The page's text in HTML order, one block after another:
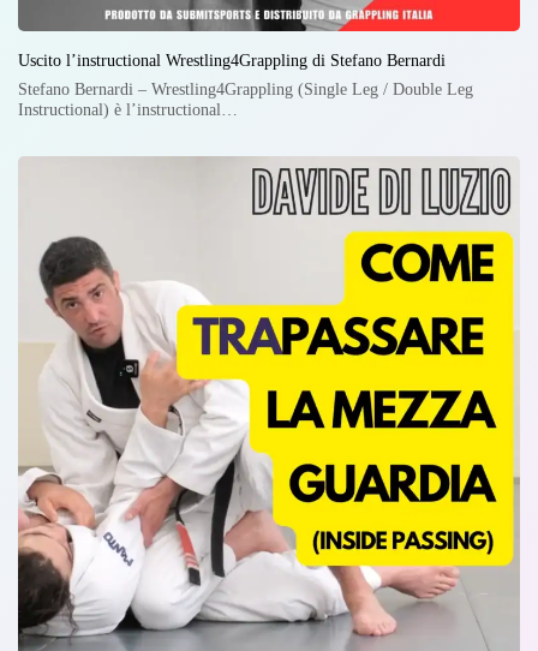
Uscito l’instructional Wrestling4Grappling di Stefano Bernardi
Stefano Bernardi – Wrestling4Grappling (Single Leg / Double Leg
Instructional) è l’instructional…